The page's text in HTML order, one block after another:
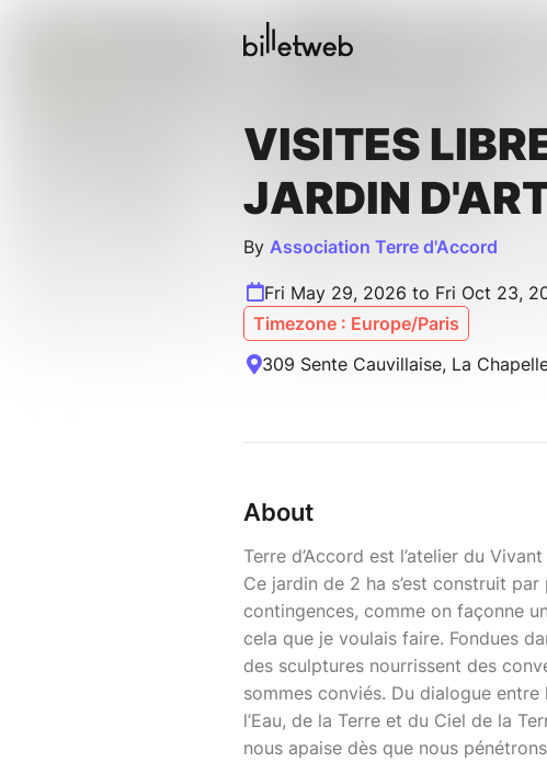
VISITES
JARDIN
By Association Terre d'Accord
Fri May 29, 2026 to Fri Oct 23,
Timezone : Europe/Paris
309 Sente Cauvillaise, La
About
Terre d’Accord est l’atelier du
Ce jardin de 2 ha s’est construit
contingences, comme on façonne
cela que je voulais faire. Fondues
des sculptures nourrissent des
sommes conviés. Du dialogue
l’Eau, de la Terre et du Ciel de la
nous apaise dès que nous